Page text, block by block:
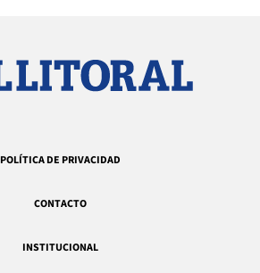
POLÍTICA DE PRIVACIDAD
CONTACTO
INSTITUCIONAL